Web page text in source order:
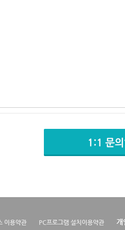
이용약관 PC프로그램 설치이용약관 개